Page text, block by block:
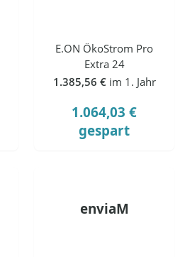
E.ON ÖkoStrom Pro
Extra 24
1.385,56 € im 1. Jahr
1.064,03 €
gespart
enviaM